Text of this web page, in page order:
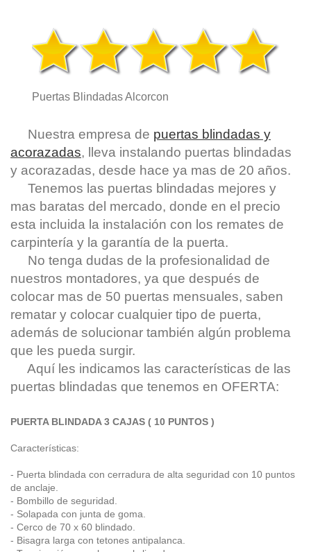
Puertas Blindadas Alcorcon
Nuestra empresa de puertas blindadas y
acorazadas, lleva instalando puertas blindadas
y acorazadas, desde hace ya mas de 20 años.
Tenemos las puertas blindadas mejores y
mas baratas del mercado, donde en el precio
esta incluida la instalación con los remates de
carpintería y la garantía de la puerta.
No tenga dudas de la profesionalidad de
nuestros montadores, ya que después de
colocar mas de 50 puertas mensuales, saben
rematar y colocar cualquier tipo de puerta,
además de solucionar también algún problema
que les pueda surgir.
Aquí les indicamos las características de las
puertas blindadas que tenemos en OFERTA:
PUERTA BLINDADA 3 CAJAS ( 10 PUNTOS )
Características:
- Puerta blindada con cerradura de alta seguridad con 10 puntos
de anclaje.
- Bombillo de seguridad.
- Solapada con junta de goma.
- Cerco de 70 x 60 blindado.
- Bisagra larga con tetones antipalanca.